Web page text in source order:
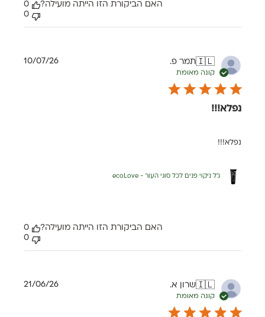
האם הביקורת הזו הייתה מועילה?
0
0
🇮🇱תמר פ.
קונה מאומת
נפלא!!!
נפלא!!!
ג'ל ניקוי פנים לכל סוגי העור - ecoLove
תאריך10/07/26
האם הביקורת הזו הייתה מועילה?
0
0
🇮🇱שרון א.
קונה מאומת
תאריך21/06/26